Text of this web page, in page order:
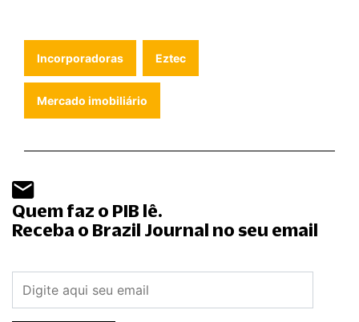
Incorporadoras Eztec
Mercado imobiliário
Quem faz o PIB lê.
Receba o Brazil Journal no seu email